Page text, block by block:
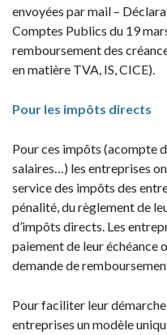
envoyées par mail –
Comptes Publics du 19
remboursement des
en matière TVA, IS, CICE).
Pour les impôts directs
Pour ces impôts (acompte
salaires…) les entreprises
service des impôts des
pénalité, du règlement de
d’impôts directs. Les
paiement de leur échéance
demande de
Pour faciliter leur
entreprises un modèle